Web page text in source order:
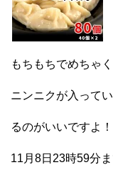
もちもちでめちゃ
ニンニクが入って
るのがいいですよ！
11月8日23時59分